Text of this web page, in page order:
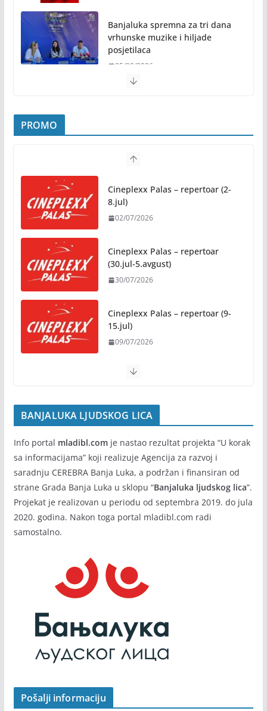
Banjaluka spremna za tri dana
vrhunske muzike i hiljade
posjetilaca
05/08/2026
04/08/2026
Zašto hiljade ljudi istovremeno osjećaju isto?
Nauka iza festivalske energije
04/08/2026
Besplatni udžbenici za sve
godine
07/08/2026
Tradicija i kreativnost u susret
Kočićevim danima
07/08/2026
PROMO
Cineplexx Palas – repertoar (2-
8.jul)
02/07/2026
Cineplexx Palas – repertoar
(30.jul-5.avgust)
30/07/2026
Cineplexx Palas – repertoar (9-
15.jul)
09/07/2026
BANJALUKA LJUDSKOG LICA
Info portal mladibl.comje nastao rezultat projekta “U korak
sa informacijama” koji realizuje Agencija za razvoj i
saradnju CEREBRA Banja Luka, a podržan i finansiran od
strane Grada Banja Luka u sklopu “Banjaluka ljudskog lica”.
Projekat je realizovan u periodu od septembra 2019. do jula
2020. godina. Nakon toga portal mladibl.com radi
samostalno.
Pošalji informaciju